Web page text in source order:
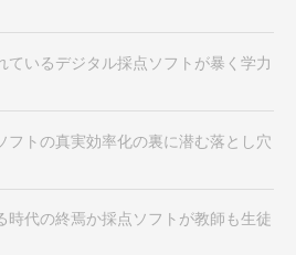
ているデジタル採点ソフトが暴く学力
フトの真実効率化の裏に潜む落とし穴
時代の終焉か採点ソフトが教師も生徒